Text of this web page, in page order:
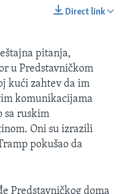
Direct link
pitanja,
u Predstavničkom
kući zahtev da im
komunikacijama
sa ruskim
Oni su izrazili
pokušao da
Predstavničkog doma